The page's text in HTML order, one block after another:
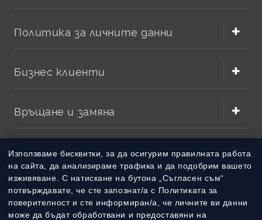
Използваме бисквитки, за да осигурим правилната работа
на сайта, да анализираме трафика и да подобрим вашето
изживяване. С натискане на бутона „Съгласен съм“
потвърждавате, че сте запознат/а с Политиката за
поверителност и сте информиран/а, че личните ви данни
може да бъдат обработвани и предоставяни на
Политика за личните данни
Бизнес клиенти
Връщане и замяна
Методи на плащане
Методи на доставка